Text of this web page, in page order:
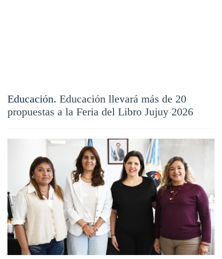
Educación. Educación llevará más de 20
propuestas a la Feria del Libro Jujuy 2026